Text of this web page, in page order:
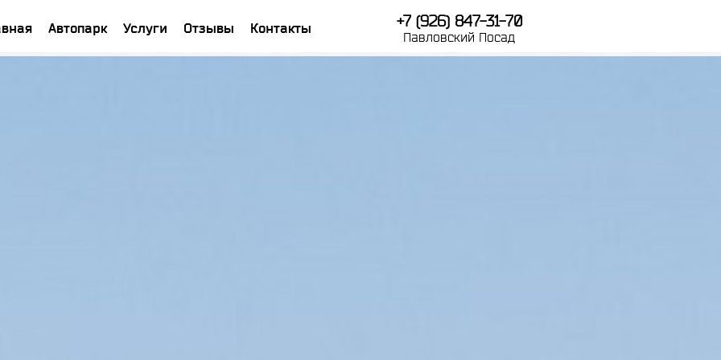
Автопарк Услуги Отзывы Контакты +7 (926) 847-31-70
Павловский Посад